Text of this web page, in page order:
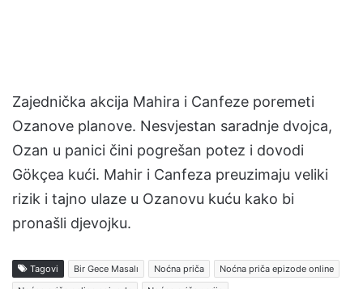
Zajednička akcija Mahira i Canfeze poremeti
Ozanove planove. Nesvjestan saradnje dvojca,
Ozan u panici čini pogrešan potez i dovodi
Gökçea kući. Mahir i Canfeza preuzimaju veliki
rizik i tajno ulaze u Ozanovu kuću kako bi
pronašli djevojku.
Tagovi Bir Gece Masalı Noćna priča
Noćna priča epizode online